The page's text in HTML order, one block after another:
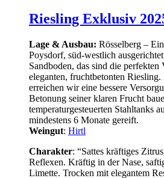
Riesling Exklusiv
Lage & Ausbau: Rösselberg –
Poysdorf, süd-westlich
Sandboden, das sind die perfekten
eleganten, fruchtbetonten
erreichen wir eine bessere
Betonung seiner klaren Frucht
temperaturgesteuerten Stahltanks
mindestens 6 Monate gereift.
Weingut: Hirtl
Charakter: “Sattes kräftiges
Reflexen. Kräftig in der Nase,
Limette. Trocken mit elegantem